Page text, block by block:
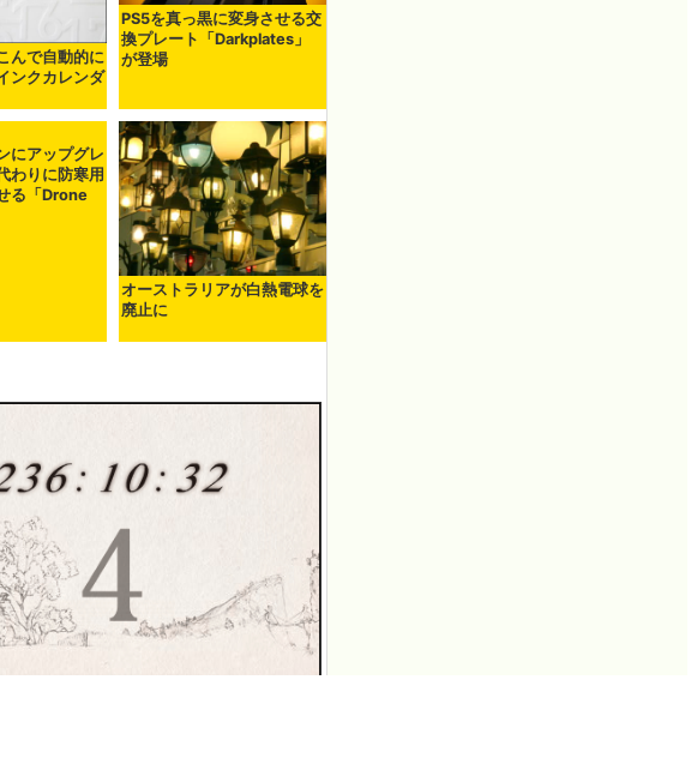
んで自動的に
ンクカレンダ
PS5を真っ黒に変身させる交
換プレート「Darkplates」
が登場
オーストラリアが白熱電球を
廃止に